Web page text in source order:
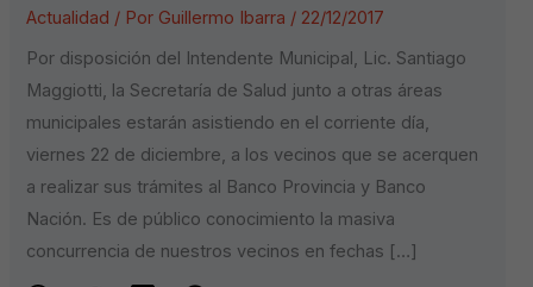
Actualidad / Por Guillermo Ibarra / 22/12/2017
Por disposición del Intendente Municipal, Lic. Santiago
Maggiotti, la Secretaría de Salud junto a otras áreas
municipales estarán asistiendo en el corriente día,
viernes 22 de diciembre, a los vecinos que se acerquen
a realizar sus trámites al Banco Provincia y Banco
Nación. Es de público conocimiento la masiva
concurrencia de nuestros vecinos en fechas […]